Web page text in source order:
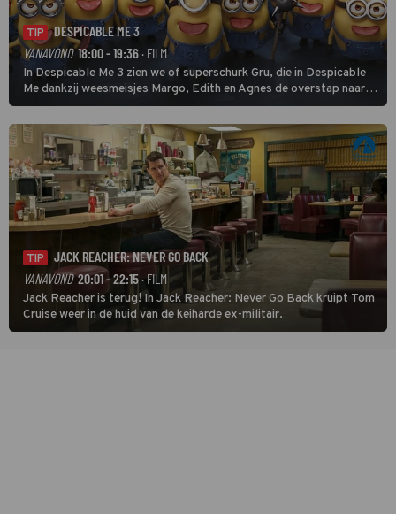
TIP
DESPICABLE ME 3
VANAVOND 18:00 - 19:36· FILM
In Despicable Me 3 zien we of superschurk Gru, die in Despicable
Me dankzij weesmeisjes Margo, Edith en Agnes de overstap naar
het rechte pad maakte, ook op dat pad weet te blijven.
TIP
JACK REACHER: NEVER GO BACK
VANAVOND 20:01 - 22:15· FILM
Jack Reacher is terug! In Jack Reacher: Never Go Back kruipt Tom
Cruise weer in de huid van de keiharde ex-militair.